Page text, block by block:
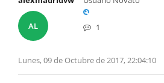
AL 1
Lunes, 09 de Octubre de 2017, 22:04:10